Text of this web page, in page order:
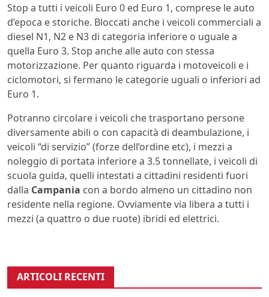
Stop a tutti i veicoli Euro 0 ed Euro 1, comprese le auto
d’epoca e storiche. Bloccati anche i veicoli commerciali a
diesel N1, N2 e N3 di categoria inferiore o uguale a
quella Euro 3. Stop anche alle auto con stessa
motorizzazione. Per quanto riguarda i motoveicoli e i
ciclomotori, si fermano le categorie uguali o inferiori ad
Euro 1.
Potranno circolare i veicoli che trasportano persone
diversamente abili o con capacità di deambulazione, i
veicoli “di servizio” (forze dell’ordine etc), i mezzi a
noleggio di portata inferiore a 3.5 tonnellate, i veicoli di
scuola guida, quelli intestati a cittadini residenti fuori
dalla Campania con a bordo almeno un cittadino non
residente nella regione. Ovviamente via libera a tutti i
mezzi (a quattro o due ruote) ibridi ed elettrici.
ARTICOLI RECENTI